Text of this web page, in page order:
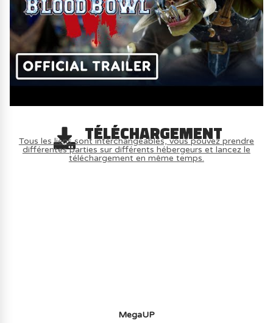
TÉLÉCHARGEMENT
Tous les liens sont interchangeables, vous pouvez prendre
différentes parties sur différents hébergeurs et lancez le
téléchargement en même temps.
MegaUP